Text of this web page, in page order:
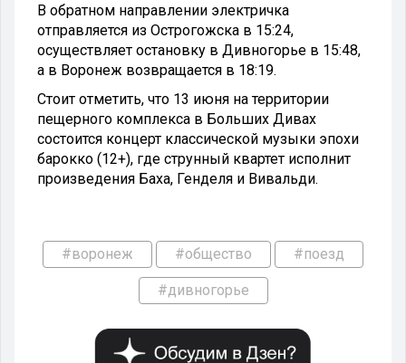
В обратном направлении электричка
отправляется из Острогожска в 15:24,
осуществляет остановку в Дивногорье в 15:48,
а в Воронеж возвращается в 18:19.
Стоит отметить, что 13 июня на территории
пещерного комплекса в Больших Дивах
состоится концерт классической музыки эпохи
барокко (12+), где струнный квартет исполнит
произведения Баха, Генделя и Вивальди.
#воронеж #общество #поезд
#дивногорье